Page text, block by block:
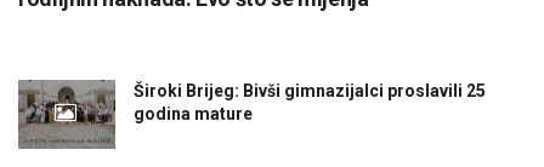
Široki Brijeg: Bivši gimnazijalci proslavili 25
godina mature